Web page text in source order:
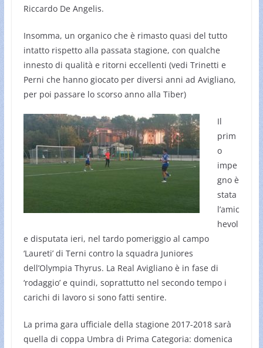
Riccardo De Angelis.
Insomma, un organico che è rimasto quasi del tutto
intatto rispetto alla passata stagione, con qualche
innesto di qualità e ritorni eccellenti (vedi Trinetti e
Perni che hanno giocato per diversi anni ad Avigliano,
per poi passare lo scorso anno alla Tiber)
Il
prim
o
impe
gno è
stata
l’amic
hevol
e disputata ieri, nel tardo pomeriggio al campo
‘Laureti’ di Terni contro la squadra Juniores
dell’Olympia Thyrus. La Real Avigliano è in fase di
‘rodaggio’ e quindi, soprattutto nel secondo tempo i
carichi di lavoro si sono fatti sentire.
La prima gara ufficiale della stagione 2017-2018 sarà
quella di coppa Umbra di Prima Categoria: domenica